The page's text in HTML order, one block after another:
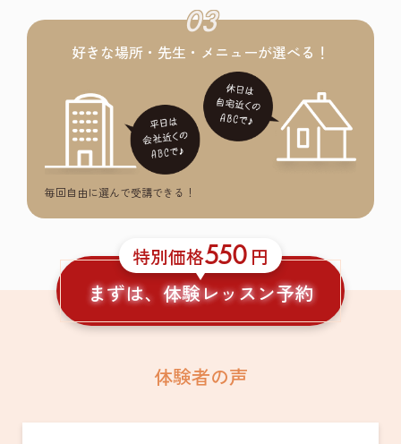
03
好きな場所・先生・メニューが選べる！
毎回自由に選んで受講できる！
特別価格550 円
まずは、体験レッスン予約
体験者の声